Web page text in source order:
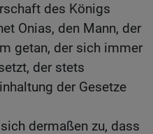
des Königs
Onias, den Mann, der
getan, der sich immer
der stets
der Gesetze
dermaßen zu, dass